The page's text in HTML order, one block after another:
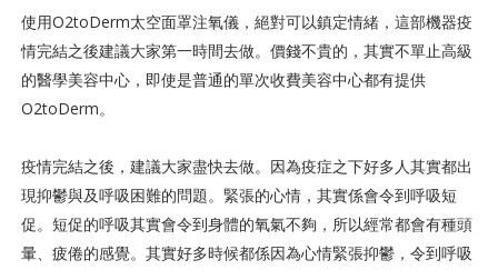
使用O2toDerm太空面罩注氧儀，絕對可以鎮定情緒，這部機器疫
情完結之後建議大家第一時間去做。價錢不貴的，其實不單止高級
的醫學美容中心，即使是普通的單次收費美容中心都有提供
O2toDerm。
疫情完結之後，建議大家盡快去做。因為疫症之下好多人其實都出
現抑鬱與及呼吸困難的問題。緊張的心情，其實係會令到呼吸短
促。短促的呼吸其實會令到身體的氧氣不夠，所以經常都會有種頭
暈、疲倦的感覺。其實好多時候都係因為心情緊張抑鬱，令到呼吸